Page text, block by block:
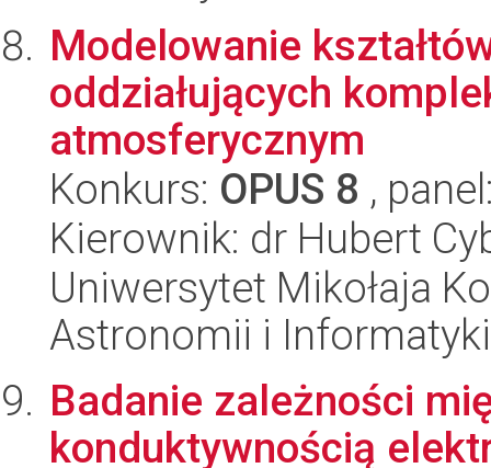
Modelowanie
oddziałujących
atmosferycznym
Konkurs: OPUS 8 ,
Kierownik: dr Hubert
Uniwersytet Mikołaja
Astronomii i
Badanie zależności
konduktywnością